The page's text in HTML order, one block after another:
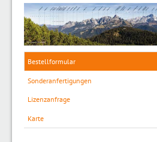
Bestellformular
Sonderanfertigungen
Lizenzanfrage
Karte